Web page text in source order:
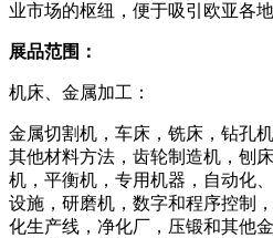
业市场的枢纽，便于吸引欧亚各地
展品范围：
机床、金属加工：
金属切割机，车床，铣床，钻孔
其他材料方法，齿轮制造机，刨
机，平衡机，专用机器，自动化
设施，研磨机，数字和程序控制
化生产线，净化厂，压锻和其他